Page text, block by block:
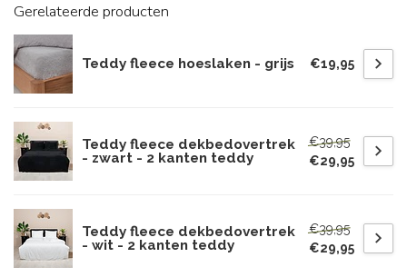
Gerelateerde producten
Teddy fleece hoeslaken - grijs €19,95
Teddy fleece dekbedovertrek
- zwart - 2 kanten teddy
€39,95
€29,95
Teddy fleece dekbedovertrek
- wit - 2 kanten teddy
€39,95
€29,95